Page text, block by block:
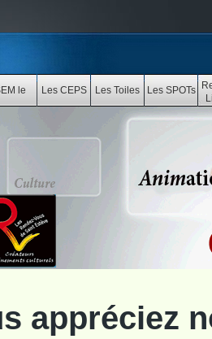
le
Les CEPS Les Toiles Les SPOTs
appréciez